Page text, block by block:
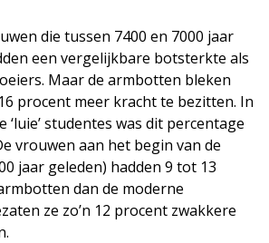
die tussen 7400 en 7000 jaar
een vergelijkbare botsterkte als
Maar de armbotten bleken
procent meer kracht te bezitten. In
studentes was dit percentage
vrouwen aan het begin van de
jaar geleden) hadden 9 tot 13
dan de moderne
ze zo’n 12 procent zwakkere